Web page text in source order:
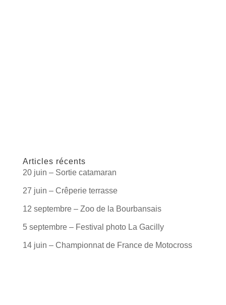
Articles récents
20 juin – Sortie catamaran
27 juin – Crêperie terrasse
12 septembre – Zoo de la Bourbansais
5 septembre – Festival photo La Gacilly
14 juin – Championnat de France de Motocross